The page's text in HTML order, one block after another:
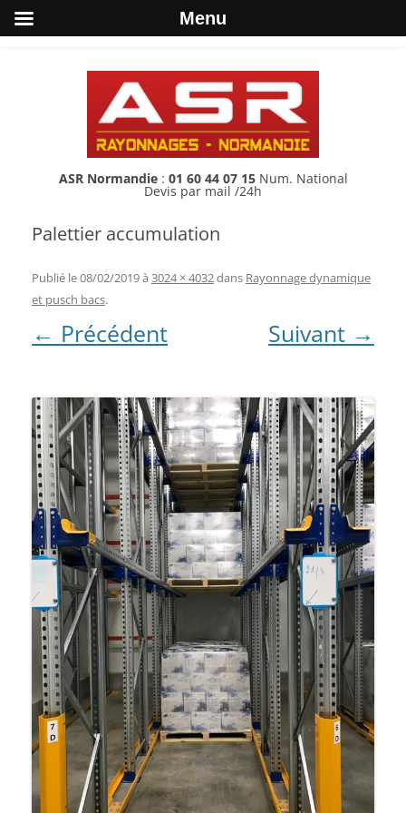
ASR Normandie: 01 60 44 07 15Num. National
Devis par mail /24h
Palettier accumulation
Publié le08/02/2019à 3024 × 4032dans Rayonnage dynamique
et pusch bacs.
← Précédent Suivant →
Menu